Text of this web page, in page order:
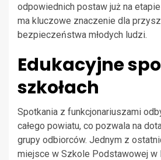
odpowiednich postaw już na
ma kluczowe znaczenie dla
bezpieczeństwa młodych ludzi.
Edukacyjne
szkołach
Spotkania z funkcjonariuszami
całego powiatu, co pozwala na
grupy odbiorców. Jednym z
miejsce w Szkole Podstawowej w